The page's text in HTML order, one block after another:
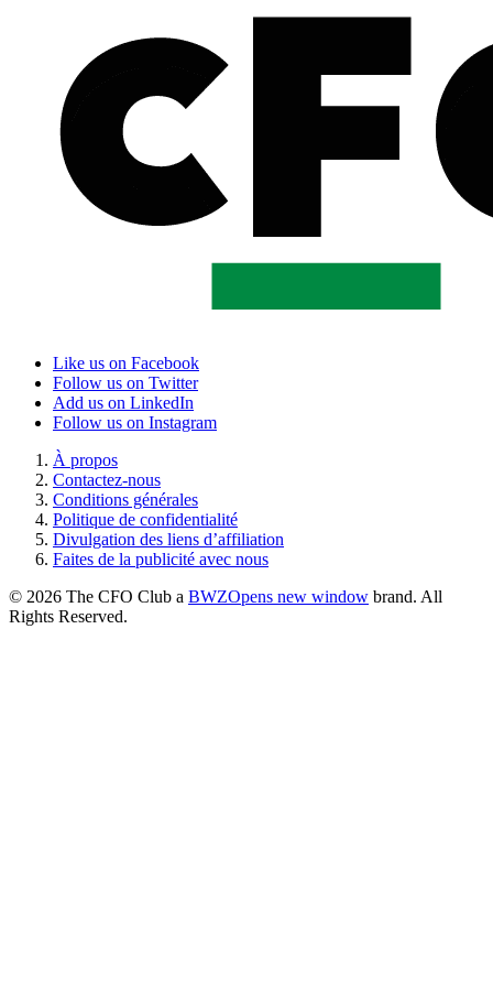
Like us on Facebook
Follow us on Twitter
Add us on LinkedIn
Follow us on Instagram
À propos
Contactez-nous
Conditions générales
Politique de confidentialité
Divulgation des liens d’affiliation
Faites de la publicité avec nous
© 2026 The CFO Club a BWZOpens new window brand. All
Rights Reserved.